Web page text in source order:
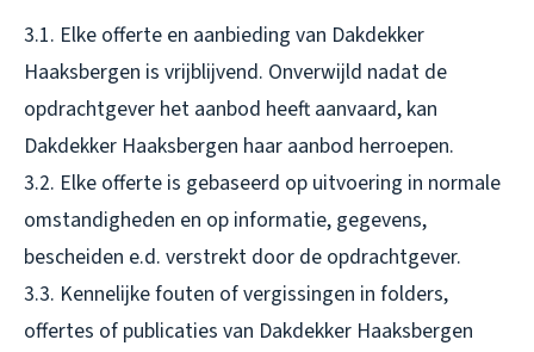
3.1. Elke offerte en aanbieding van Dakdekker
Haaksbergen is vrijblijvend. Onverwijld nadat de
opdrachtgever het aanbod heeft aanvaard, kan
Dakdekker Haaksbergen haar aanbod herroepen.
3.2. Elke offerte is gebaseerd op uitvoering in normale
omstandigheden en op informatie, gegevens,
bescheiden e.d. verstrekt door de opdrachtgever.
3.3. Kennelijke fouten of vergissingen in folders,
offertes of publicaties van Dakdekker Haaksbergen